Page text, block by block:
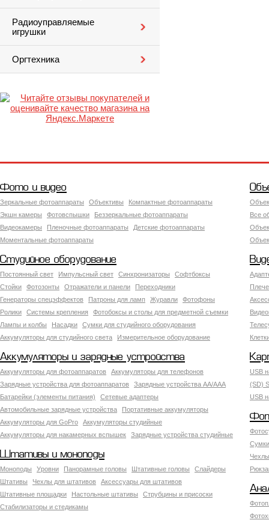
Радиоуправляемые
игрушки
Оргтехника
Фото и видео
Зеркальные фотоаппараты Объективы
Компактные фотоаппараты
Экшн камеры
Фотовспышки
Беззеркальные фотоаппараты
Видеокамеры
Пленочные фотоаппараты
Детские фотоаппараты
Моментальные фотоаппараты
Все
Студийное оборудование
Постоянный свет Импульсный свет Синхронизаторы
Софтбоксы
Стойки
Фотозонты Отражатели и панели
Переходники
Генераторы спецэффектов
Патроны для ламп Журавли
Фотофоны
Ролики
Системы крепления
Фотобоксы и столы для предметной съемки
Лампы и колбы
Насадки
Сумки для студийного оборудования
Аккумуляторы для студийного света
Измерительное оборудование
Аккумуляторы и зарядные устройства
Аккумуляторы для фотоаппаратов
Аккумуляторы для телефонов
Зарядные устройства для фотоаппаратов
Зарядные устройства AA/AAA
Батарейки (элементы питания)
Сетевые адаптеры
Автомобильные зарядные устройства
Портативные аккумуляторы
Аккумуляторы для GoPro
Аккумуляторы студийные
Аккумуляторы для накамерных вспышек
Зарядные устройства студийные
USB
(SD)
USB
Штативы и моноподы
Моноподы Уровни Панорамные головы Штативные головы
Слайдеры
Штативы
Чехлы для штативов
Аксессуары для штативов
Штативные площадки
Настольные штативы
Струбцины и присоски
Стабилизаторы и стедикамы